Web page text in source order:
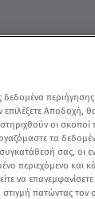
Αποδοχή,
οι σκοποί
τα
σας, οι
περιεχόμενο και
να
στιγμή πατώντας τον